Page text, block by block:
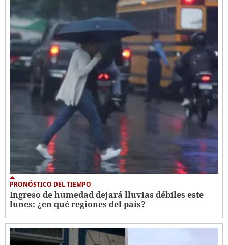
PRONÓSTICO DEL TIEMPO
Ingreso de humedad dejará lluvias débiles este
lunes: ¿en qué regiones del país?